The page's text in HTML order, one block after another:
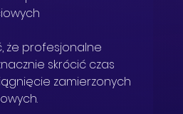
że profesjonalne
skrócić czas
zamierzonych